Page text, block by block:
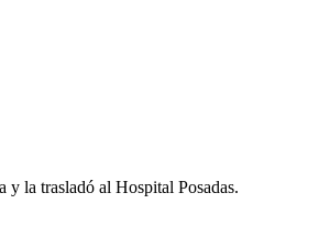
la trasladó al Hospital Posadas.